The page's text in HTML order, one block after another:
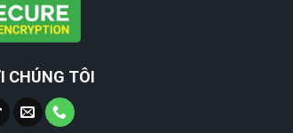
CHÚNG TÔI